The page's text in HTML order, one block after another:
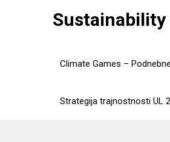
Sustainability
Climate Games –
Strategija trajnostnosti UL